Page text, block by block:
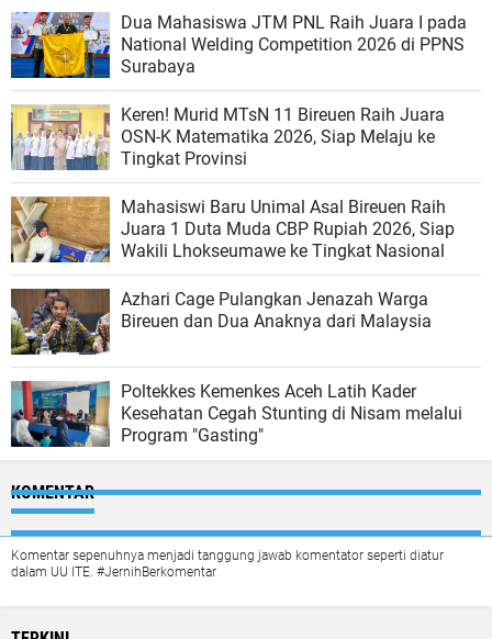
Dua Mahasiswa JTM PNL Raih Juara I pada
National Welding Competition 2026 di PPNS
Surabaya
Keren! Murid MTsN 11 Bireuen Raih Juara
OSN-K Matematika 2026, Siap Melaju ke
Tingkat Provinsi
Mahasiswi Baru Unimal Asal Bireuen Raih
Juara 1 Duta Muda CBP Rupiah 2026, Siap
Wakili Lhokseumawe ke Tingkat Nasional
Azhari Cage Pulangkan Jenazah Warga
Bireuen dan Dua Anaknya dari Malaysia
Poltekkes Kemenkes Aceh Latih Kader
Kesehatan Cegah Stunting di Nisam melalui
Program "Gasting"
KOMENTAR
Komentar sepenuhnya menjadi tanggung jawab komentator seperti diatur
dalam UU ITE. #JernihBerkomentar